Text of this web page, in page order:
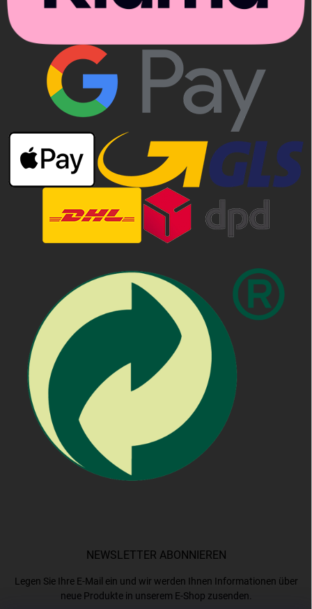
NEWSLETTER ABONNIEREN
Legen Sie Ihre E-Mail ein und wir werden Ihnen Informationen über
neue Produkte in unserem E-Shop zusenden.